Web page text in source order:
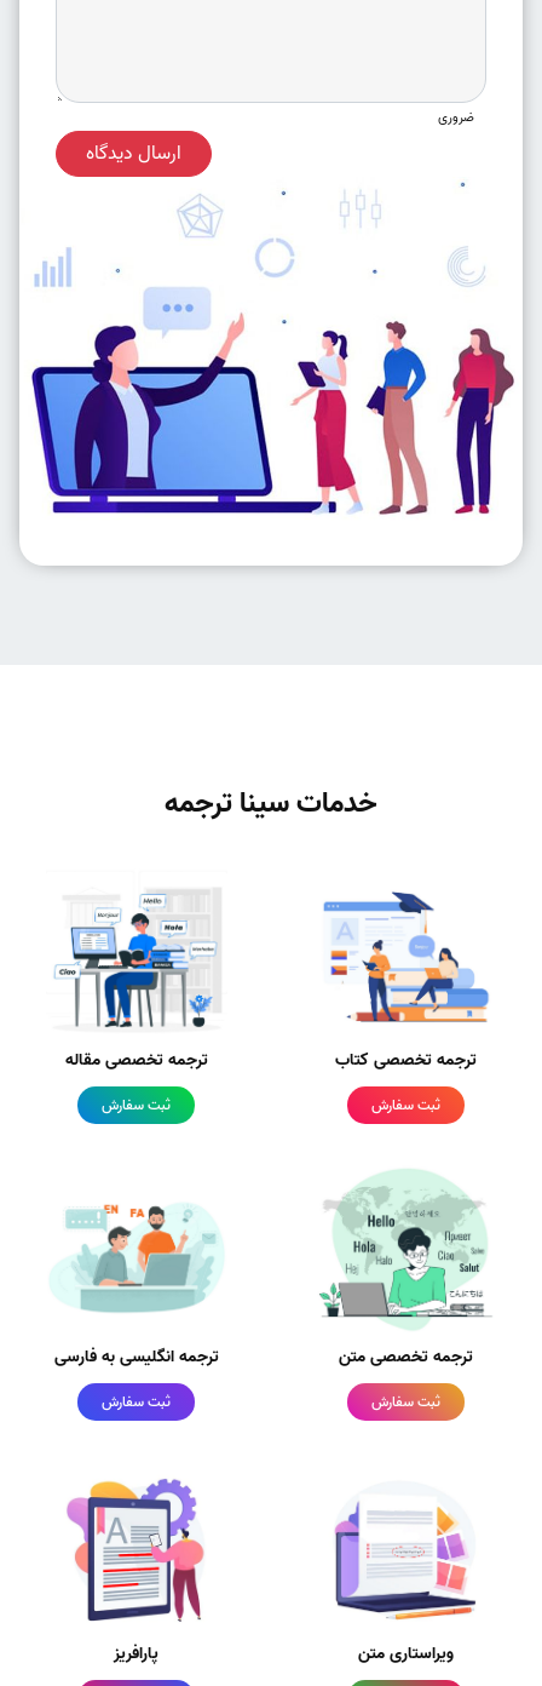
ضروری
ارسال دیدگاه
خدمات سینا ترجمه
ترجمه تخصصی کتاب
ثبت سفارش
ترجمه تخصصی مقاله
ثبت سفارش
ترجمه تخصصی متن
ثبت سفارش
ترجمه انگلیسی به فارسی
ثبت سفارش
ویراستاری متن پارافریز